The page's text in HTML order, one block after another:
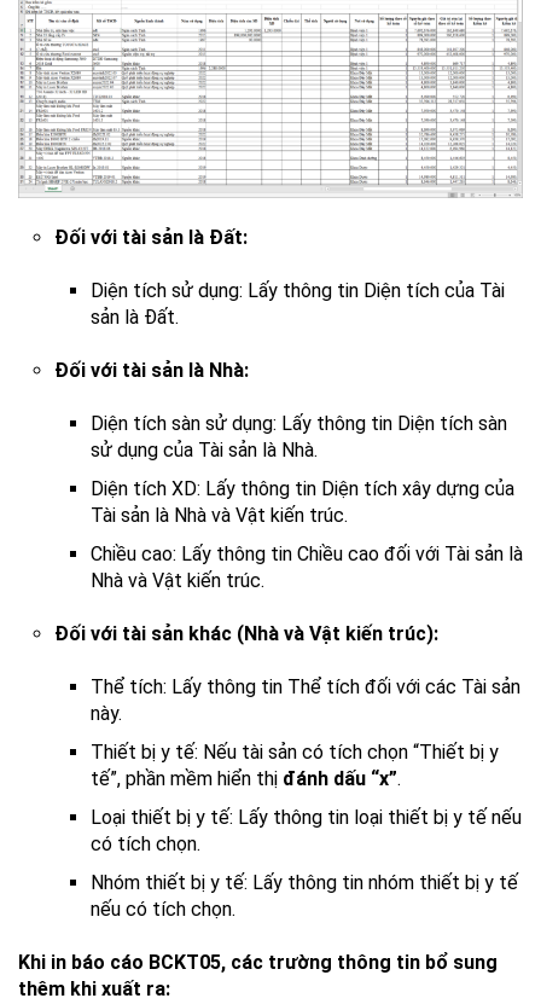
Đối với tài sản là Đất:
Diện tích sử dụng: Lấy thông tin Diện tích của Tài
sản là Đất.
Đối với tài sản là Nhà:
Diện tích sàn sử dụng: Lấy thông tin Diện tích sàn
sử dụng của Tài sản là Nhà.
Diện tích XD: Lấy thông tin Diện tích xây dựng của
Tài sản là Nhà và Vật kiến trúc.
Chiều cao: Lấy thông tin Chiều cao đối với Tài sản là
Nhà và Vật kiến trúc.
Đối với tài sản khác (Nhà và Vật kiến trúc):
Thể tích: Lấy thông tin Thể tích đối với các Tài sản
này.
Thiết bị y tế: Nếu tài sản có tích chọn “Thiết bị y
tế”, phần mềm hiển thị đánh dấu “x”.
Loại thiết bị y tế: Lấy thông tin loại thiết bị y tế nếu
có tích chọn.
Nhóm thiết bị y tế: Lấy thông tin nhóm thiết bị y tế
nếu có tích chọn.
Khi in báo cáo BCKT05, các trường thông tin bổ sung
thêm khi xuất ra: